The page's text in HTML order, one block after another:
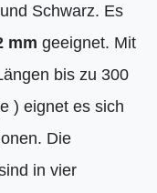
Schwarz. Es
mm geeignet. Mit
bis zu 300
) eignet es sich
Die
in vier